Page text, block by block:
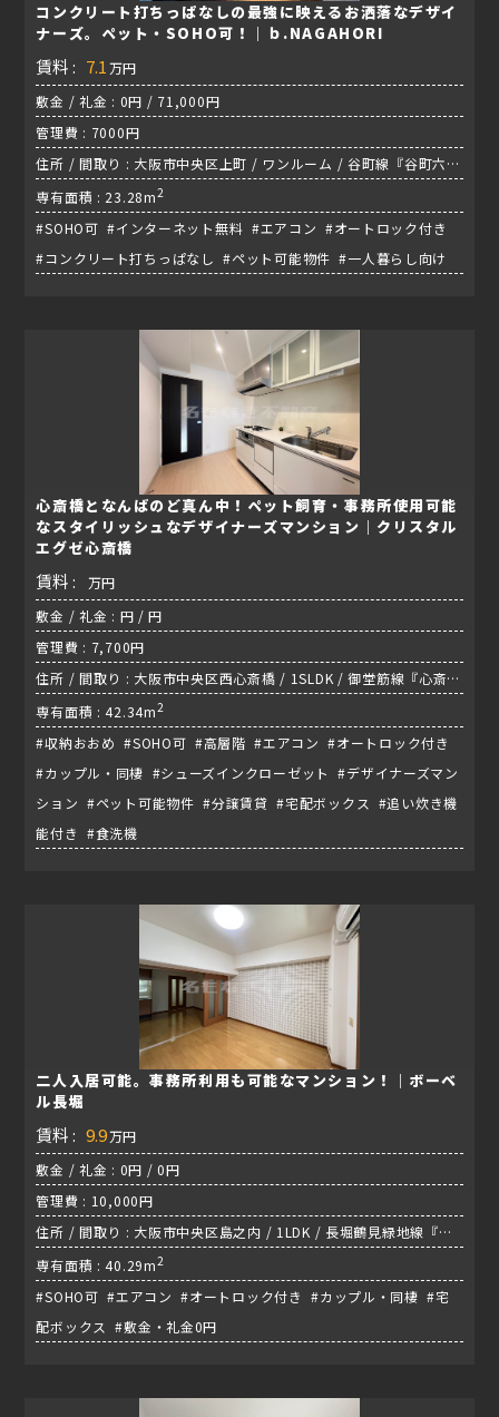
コンクリート打ちっぱなしの最強に映えるお洒落なデザイ
ナーズ。ペット・SOHO可！｜ｂ.NAGAHORI
賃料 : 7.1 万円
敷金 / 礼金 : 0円 / 71,000円
管理費 : 7000円
住所 / 間取り : 大阪市中央区上町 / ワンルーム / 谷町線『谷町六丁
目駅』
専有面積 : 23.28m2
#SOHO可 #インターネット無料 #エアコン #オートロック付き
#コンクリート打ちっぱなし #ペット可能物件 #一人暮らし向け
心斎橋となんばのど真ん中！ペット飼育・事務所使用可能
なスタイリッシュなデザイナーズマンション｜クリスタル
エグゼ心斎橋
賃料 :
万円
敷金 / 礼金 : 円 / 円
管理費 : 7,700円
住所 / 間取り : 大阪市中央区西心斎橋 / 1SLDK / 御堂筋線『心斎橋
駅』
専有面積 : 42.34m2
#収納おおめ #SOHO可 #高層階 #エアコン #オートロック付き
#カップル・同棲 #シューズインクローゼット #デザイナーズマン
ション #ペット可能物件 #分譲賃貸 #宅配ボックス #追い炊き機
能付き #食洗機
二人入居可能。事務所利用も可能なマンション！｜ボーベ
ル長堀
賃料 : 9.9万円
敷金 / 礼金 : 0円 / 0円
管理費 : 10,000円
住所 / 間取り : 大阪市中央区島之内 / 1LDK / 長堀鶴見緑地線『松
屋町駅』
専有面積 : 40.29m2
#SOHO可 #エアコン #オートロック付き #カップル・同棲 #宅
配ボックス #敷金・礼金0円